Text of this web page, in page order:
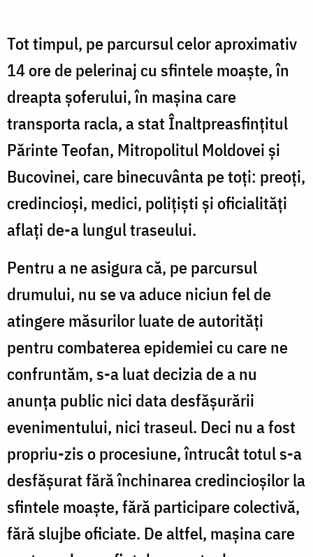
Tot timpul, pe parcursul celor aproximativ
14 ore de pelerinaj cu sfintele moaște, în
dreapta şoferului, în maşina care
transporta racla, a stat Înaltpreasfinţitul
Părinte Teofan, Mitropolitul Moldovei şi
Bucovinei, care binecuvânta pe toți: preoți,
credincioși, medici, polițiști și oficialități
aflați de-a lungul traseului.
Pentru a ne asigura că, pe parcursul
drumului, nu se va aduce niciun fel de
atingere măsurilor luate de autorităţi
pentru combaterea epidemiei cu care ne
confruntăm, s-a luat decizia de a nu
anunţa public nici data desfăşurării
evenimentului, nici traseul. Deci nu a fost
propriu-zis o procesiune, întrucât totul s-a
desfăşurat fără închinarea credincioşilor la
sfintele moaşte, fără participare colectivă,
fără slujbe oficiate. De altfel, maşina care